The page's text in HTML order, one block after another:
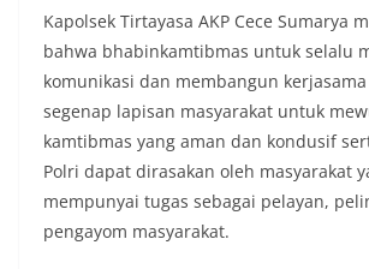
Kapolsek Tirtayasa AKP Cece Sumarya
bahwa bhabinkamtibmas untuk selalu
komunikasi dan membangun
segenap lapisan masyarakat untuk
kamtibmas yang aman dan kondusif
Polri dapat dirasakan oleh masyarakat
mempunyai tugas sebagai pelayan,
pengayom masyarakat.